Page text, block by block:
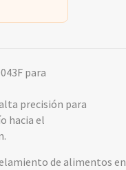
para
precisión para
hacia el
de alimentos en